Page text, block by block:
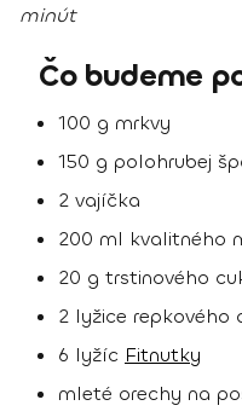
minút
Čo budeme
100 g mrkvy
150 g polohrubej
2 vajíčka
200 ml kvalitného
20 g trstinového
2 lyžice repkového
6 lyžíc Fitnutky
mleté orechy na